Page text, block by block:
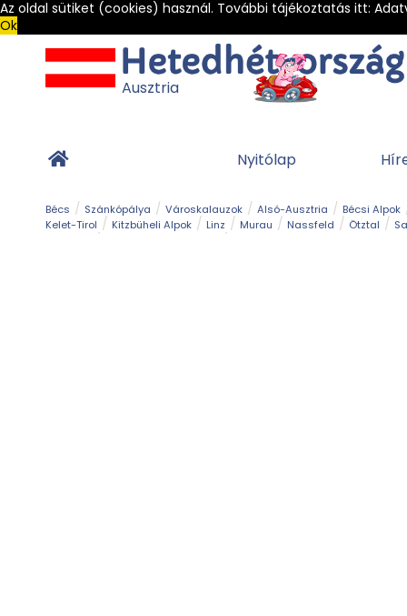
Az oldal sütiket (cookies) használ. További tájékoztatás itt:
Ok
Ausztria
Nyitólap
Bécs Szánkópálya Városkalauzok Alsó-Ausztria Bécsi Alpok
Kelet-Tirol
Kitzbüheli Alpok Linz Murau Nassfeld Ötztal